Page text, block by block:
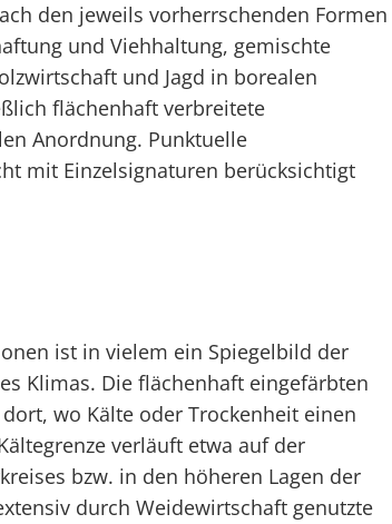
den jeweils vorherrschenden Formen
und Viehhaltung, gemischte
und Jagd in borealen
flächenhaft verbreitete
Anordnung. Punktuelle
mit Einzelsignaturen berücksichtigt
ist in vielem ein Spiegelbild der
Klimas. Die flächenhaft eingefärbten
wo Kälte oder Trockenheit einen
verläuft etwa auf der
bzw. in den höheren Lagen der
durch Weidewirtschaft genutzte